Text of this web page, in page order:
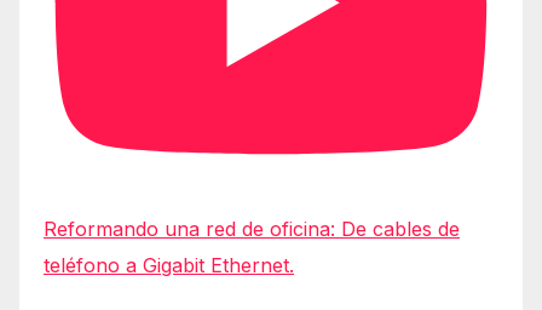
Reformando una red de oficina: De cables de
teléfono a Gigabit Ethernet.